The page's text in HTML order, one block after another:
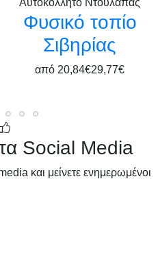
Φυσικό τοπίο
Σιβηρίας
από 20,84€29,77€
Social Media
και μείνετε ενημερωμένοι